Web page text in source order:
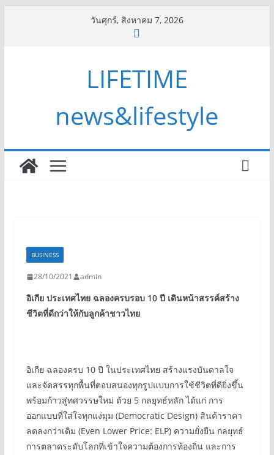
วันศุกร์, สิงหาคม 7, 2026
LIFETIME
news&lifestyle
BUSINESS
28/10/2021 admin
อิเกีย ประเทศไทย ฉลองครบรอบ 10ปี เดินหน้าสรรค์สร้าง
ชีวิตที่ดีกว่าให้กับลูกค้าชาวไทย
อิเกีย ฉลองครบ 10 ปี ในประเทศไทย สร้างแรงบันดาลใจ
และจัดสรรทุกพื้นที่ตอบสนองทุกรูปแบบการใช้ชีวิตที่ดียิ่งขึ้น
พร้อมก้าวสู่ทศวรรษใหม่ ด้วย 5 กลยุทธ์หลัก ได้แก่ การ
ออกแบบที่ใส่ใจทุกแง่มุม (Democratic Design) สินค้าราคา
ลดลงกว่าเดิม (Even Lower Price: ELP) ความยั่งยืน กลยุทธ์
การตลาดระดับโลกที่เข้าใจความต้องการท้องถิ่น และการ